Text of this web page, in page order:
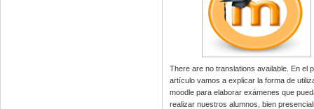
There are no translations available. En el
artículo vamos a explicar la forma de
moodle para elaborar exámenes que
realizar nuestros alumnos, bien